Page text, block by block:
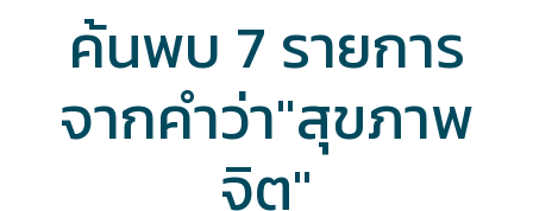
ค้นพบ 7 รายการ
จากคำว่า"สุขภาพ
จิต"